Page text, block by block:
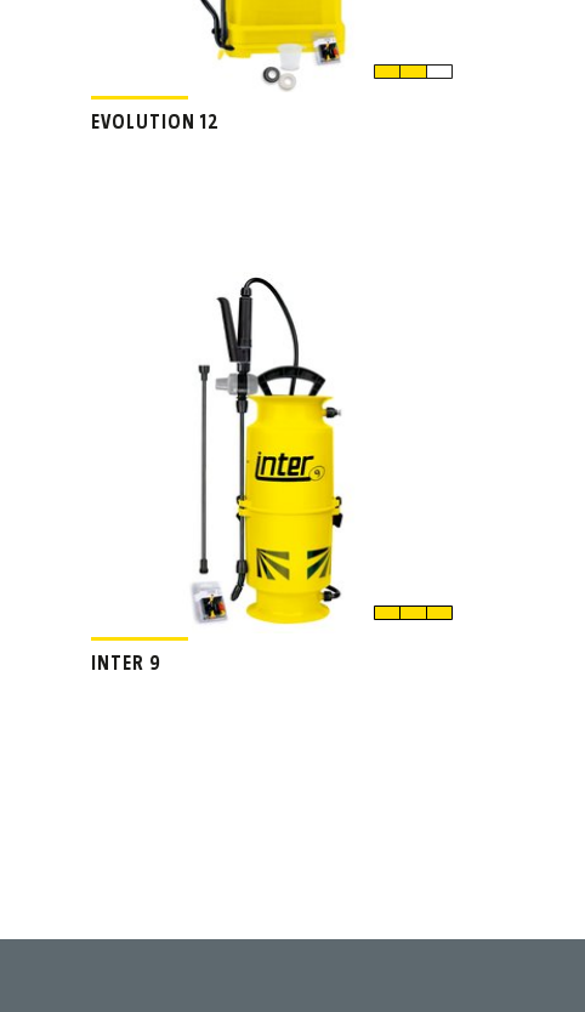
EVOLUTION 12
INTER 9